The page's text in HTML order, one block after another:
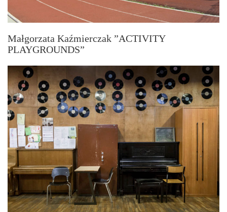
Małgorzata Kaźmierczak ”ACTIVITY
PLAYGROUNDS”